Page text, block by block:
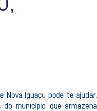
Nova Iguaçu pode te ajudar.
município que armazena